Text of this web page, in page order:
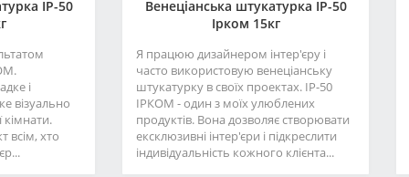
ІР-50
і
візуально
всім, хто
Венеціанська штукатурка ІР-50
Ірком 15кг
Я працюю дизайнером інтер'єру і
часто використовую венеціанську
штукатурку в своїх проектах. IP-50
ІРКОМ - один з моїх улюблених
продуктів. Вона дозволяє створювати
ексклюзивні інтер'єри і підкреслити
індивідуальність кожного клієнта...